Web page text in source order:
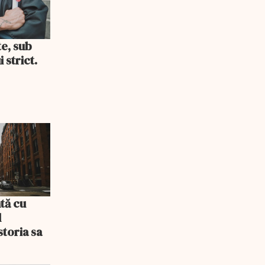
sub
strict.
cu
sa